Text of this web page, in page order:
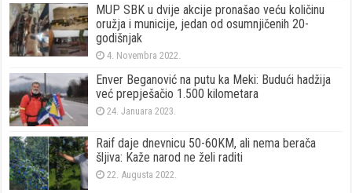
MUP SBK u dvije akcije pronašao veću količinu
oružja i municije, jedan od osumnjičenih 20-
godišnjak
4. Novembra 2022.
Enver Beganović na putu ka Meki: Budući hadžija
već prepješačio 1.500 kilometara
24. Januara 2023.
Raif daje dnevnicu 50-60KM, ali nema berača
šljiva: Kaže narod ne želi raditi
22. Augusta 2022.